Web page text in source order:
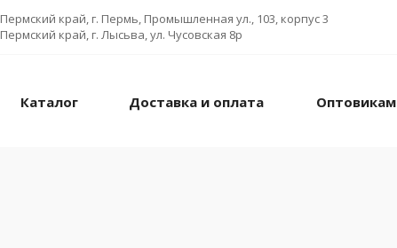
Пермский край, г. Пермь, Промышленная ул., 103, корпус 3
Пермский край, г. Лысьва, ул. Чусовская 8р
Каталог Доставка и оплата Оптовикам